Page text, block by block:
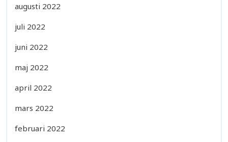
augusti 2022
juli 2022
juni 2022
maj 2022
april 2022
mars 2022
februari 2022